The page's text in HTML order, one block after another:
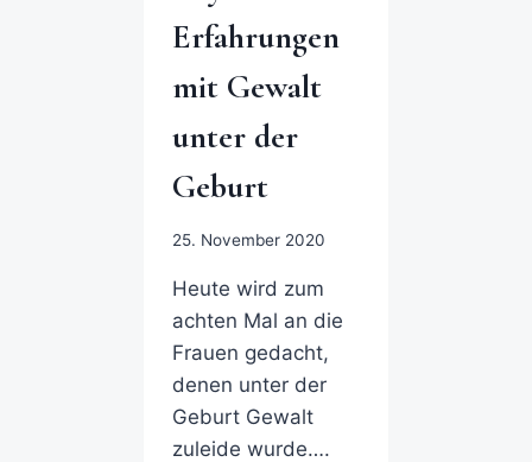
Erfahrungen
mit Gewalt
unter der
Geburt
25. November 2020
Heute wird zum
achten Mal an die
Frauen gedacht,
denen unter der
Geburt Gewalt
zuleide wurde….